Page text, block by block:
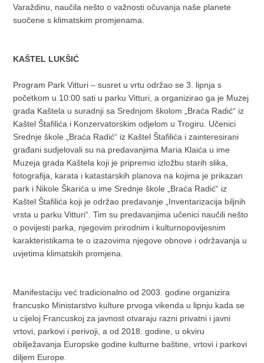
Varaždinu, naučila nešto o važnosti očuvanja naše planete
suočene s klimatskim promjenama.
KAŠTEL LUKŠIĆ
Program Park Vitturi – susret u vrtu održao se 3. lipnja s
početkom u 10:00 sati u parku Vitturi, a organizirao ga je Muzej
grada Kaštela u suradnji sa Srednjom školom „Braća Radić“ iz
Kaštel Štafilića i Konzervatorskim odjelom u Trogiru. Učenici
Srednje škole „Braća Radić“ iz Kaštel Štafilića i zainteresirani
građani sudjelovali su na predavanjima Maria Klaića u ime
Muzeja grada Kaštela koji je pripremio izložbu starih slika,
fotografija, karata i katastarskih planova na kojima je prikazan
park i Nikole Škarića u ime Srednje škole „Braća Radić“ iz
Kaštel Štafilića koji je održao predavanje „Inventarizacija biljnih
vrsta u parku Vitturi“. Tim su predavanjima učenici naučili nešto
o povijesti parka, njegovim prirodnim i kulturnopovijesnim
karakteristikama te o izazovima njegove obnove i održavanja u
uvjetima klimatskih promjena.
Manifestaciju već tradicionalno od 2003. godine organizira
francusko Ministarstvo kulture prvoga vikenda u lipnju kada se
u cijeloj Francuskoj za javnost otvaraju razni privatni i javni
vrtovi, parkovi i perivoji, a od 2018. godine, u okviru
obilježavanja Europske godine kulturne baštine, vrtovi i parkovi
diljem Europe.